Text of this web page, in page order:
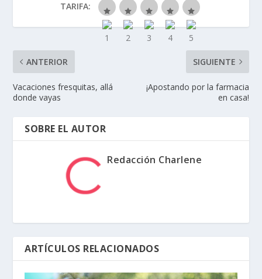
TARIFA:
ANTERIOR
Vacaciones fresquitas, allá
donde vayas
SIGUIENTE
¡Apostando por la farmacia
en casa!
SOBRE EL AUTOR
Redacción Charlene
ARTÍCULOS RELACIONADOS